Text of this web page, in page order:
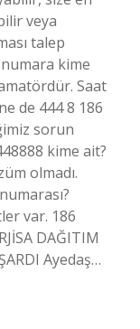
veya
talep
kime
Saat
de 444 8 186
sorun
kime ait?
olmadı.
var. 186
DAĞITIM
Ayedaş…